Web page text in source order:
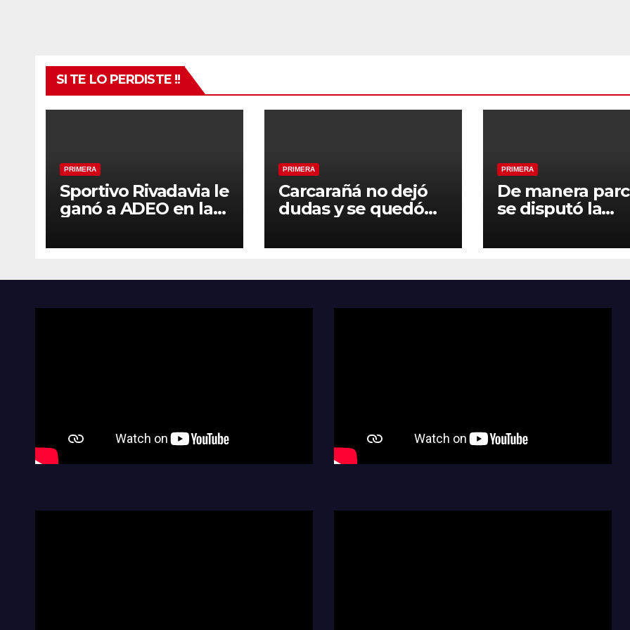
SI TE LO PERDISTE !!
PRIMERA
Sportivo Rivadavia le
ganó a ADEO en la
PRIMERA
Carcarañá no dejó
dudas y se quedó
la segunda fecha
PRIMERA
De manera
se disputó la
Clausura